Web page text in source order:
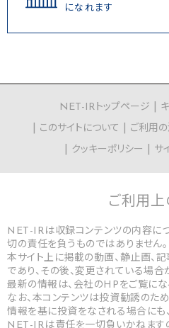
になれます
NET-IRトップページ
このサイトについて
ご利用
クッキーポリシー
サ
ご利用上
NET-IRは収録コンテンツの内容に
切の責任を負うものではありません。
本サイト上に掲載の動画、静止画、
であり、その後、変更されている場合
最新の情報は、会社のHPをご覧にな
なお、本コンテンツは投資勧誘のた
情報を基に投資をなされる場合にも、
NET-IRは責任を一切負いかねます